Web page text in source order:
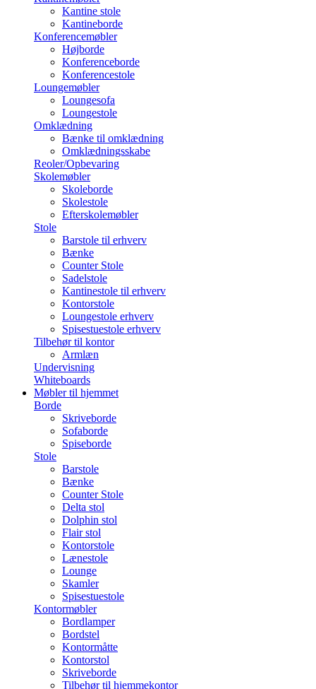
Kantine stole
Kantineborde
Konferencemøbler
Højborde
Konferenceborde
Konferencestole
Loungemøbler
Loungesofa
Loungestole
Omklædning
Bænke til omklædning
Omklædningsskabe
Reoler/Opbevaring
Skolemøbler
Skoleborde
Skolestole
Efterskolemøbler
Stole
Barstole til erhverv
Bænke
Counter Stole
Sadelstole
Kantinestole til erhverv
Kontorstole
Loungestole erhverv
Spisestuestole erhverv
Tilbehør til kontor
Armlæn
Undervisning
Whiteboards
Møbler til hjemmet
Borde
Skriveborde
Sofaborde
Spiseborde
Stole
Barstole
Bænke
Counter Stole
Delta stol
Dolphin stol
Flair stol
Kontorstole
Lænestole
Lounge
Skamler
Spisestuestole
Kontormøbler
Bordlamper
Bordstel
Kontormåtte
Kontorstol
Skriveborde
Tilbehør til hjemmekontor